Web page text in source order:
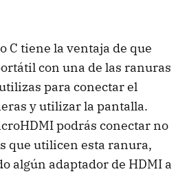
C tiene la ventaja de que
con una de las ranuras
para conectar el
y utilizar la pantalla.
podrás conectar no
que utilicen esta ranura,
algún adaptador de HDMI a